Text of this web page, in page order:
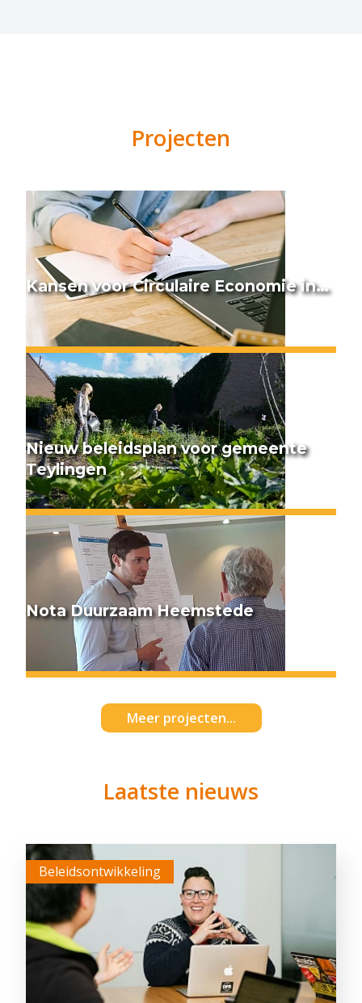
Projecten
Kansen voor Circulaire Economie in…
Nieuw beleidsplan voor gemeente
Teylingen
Nota Duurzaam Heemstede
Meer projecten...
Laatste nieuws
Beleidsontwikkeling